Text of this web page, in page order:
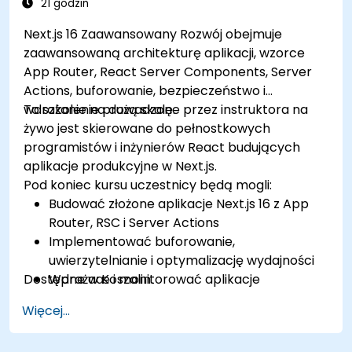
21 godzin
Next.js 16 Zaawansowany Rozwój obejmuje
zaawansowaną architekturę aplikacji, wzorce
App Router, React Server Components, Server
Actions, buforowanie, bezpieczeństwo i
wdrażanie na dużą skalę.
To szkolenie prowadzone przez instruktora na
żywo jest skierowane do pełnostkowych
programistów i inżynierów React budujących
aplikacje produkcyjne w Next.js.
Pod koniec kursu uczestnicy będą mogli:
Budować złożone aplikacje Next.js 16 z App
Router, RSC i Server Actions
Implementować buforowanie,
uwierzytelnianie i optymalizację wydajności
Wdrażaæ i monitorować aplikacje
Dostępne w Koszalin.
Więcej...